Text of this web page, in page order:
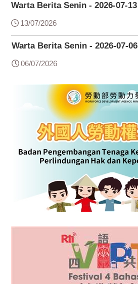
Warta Berita Senin - 2026-07-13
13/07/2026
Warta Berita Senin - 2026-07-06
06/07/2026